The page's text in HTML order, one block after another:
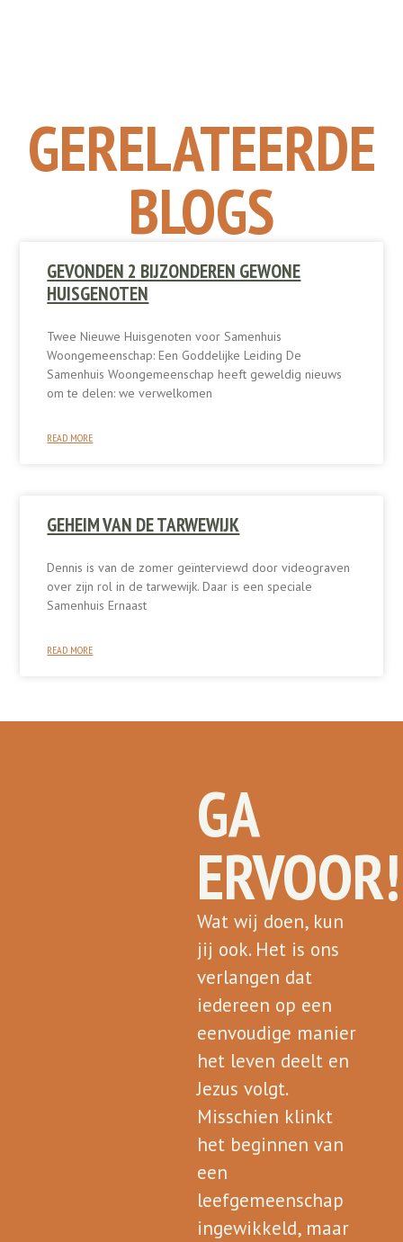
GERELATEERDE
BLOGS
GEVONDEN 2 BIJZONDEREN GEWONE
HUISGENOTEN
Twee Nieuwe Huisgenoten voor Samenhuis
Woongemeenschap: Een Goddelijke Leiding De
Samenhuis Woongemeenschap heeft geweldig nieuws
om te delen: we verwelkomen
READ MORE
GEHEIM VAN DE TARWEWIJK
Dennis is van de zomer geïnterviewd door videograven
over zijn rol in de tarwewijk. Daar is een speciale
Samenhuis Ernaast
READ MORE
GA
ERVOOR!
Wat wij doen, kun
jij ook. Het is ons
verlangen dat
iedereen op een
eenvoudige manier
het leven deelt en
Jezus volgt.
Misschien klinkt
het beginnen van
een
leefgemeenschap
ingewikkeld, maar